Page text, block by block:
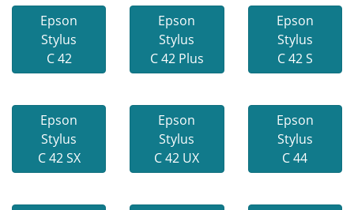
Epson
Stylus
C 42
Epson
Stylus
C 42 Plus
Epson
Stylus
C 42 S
Epson
Stylus
C 42 SX
Epson
Stylus
C 42 UX
Epson
Stylus
C 44